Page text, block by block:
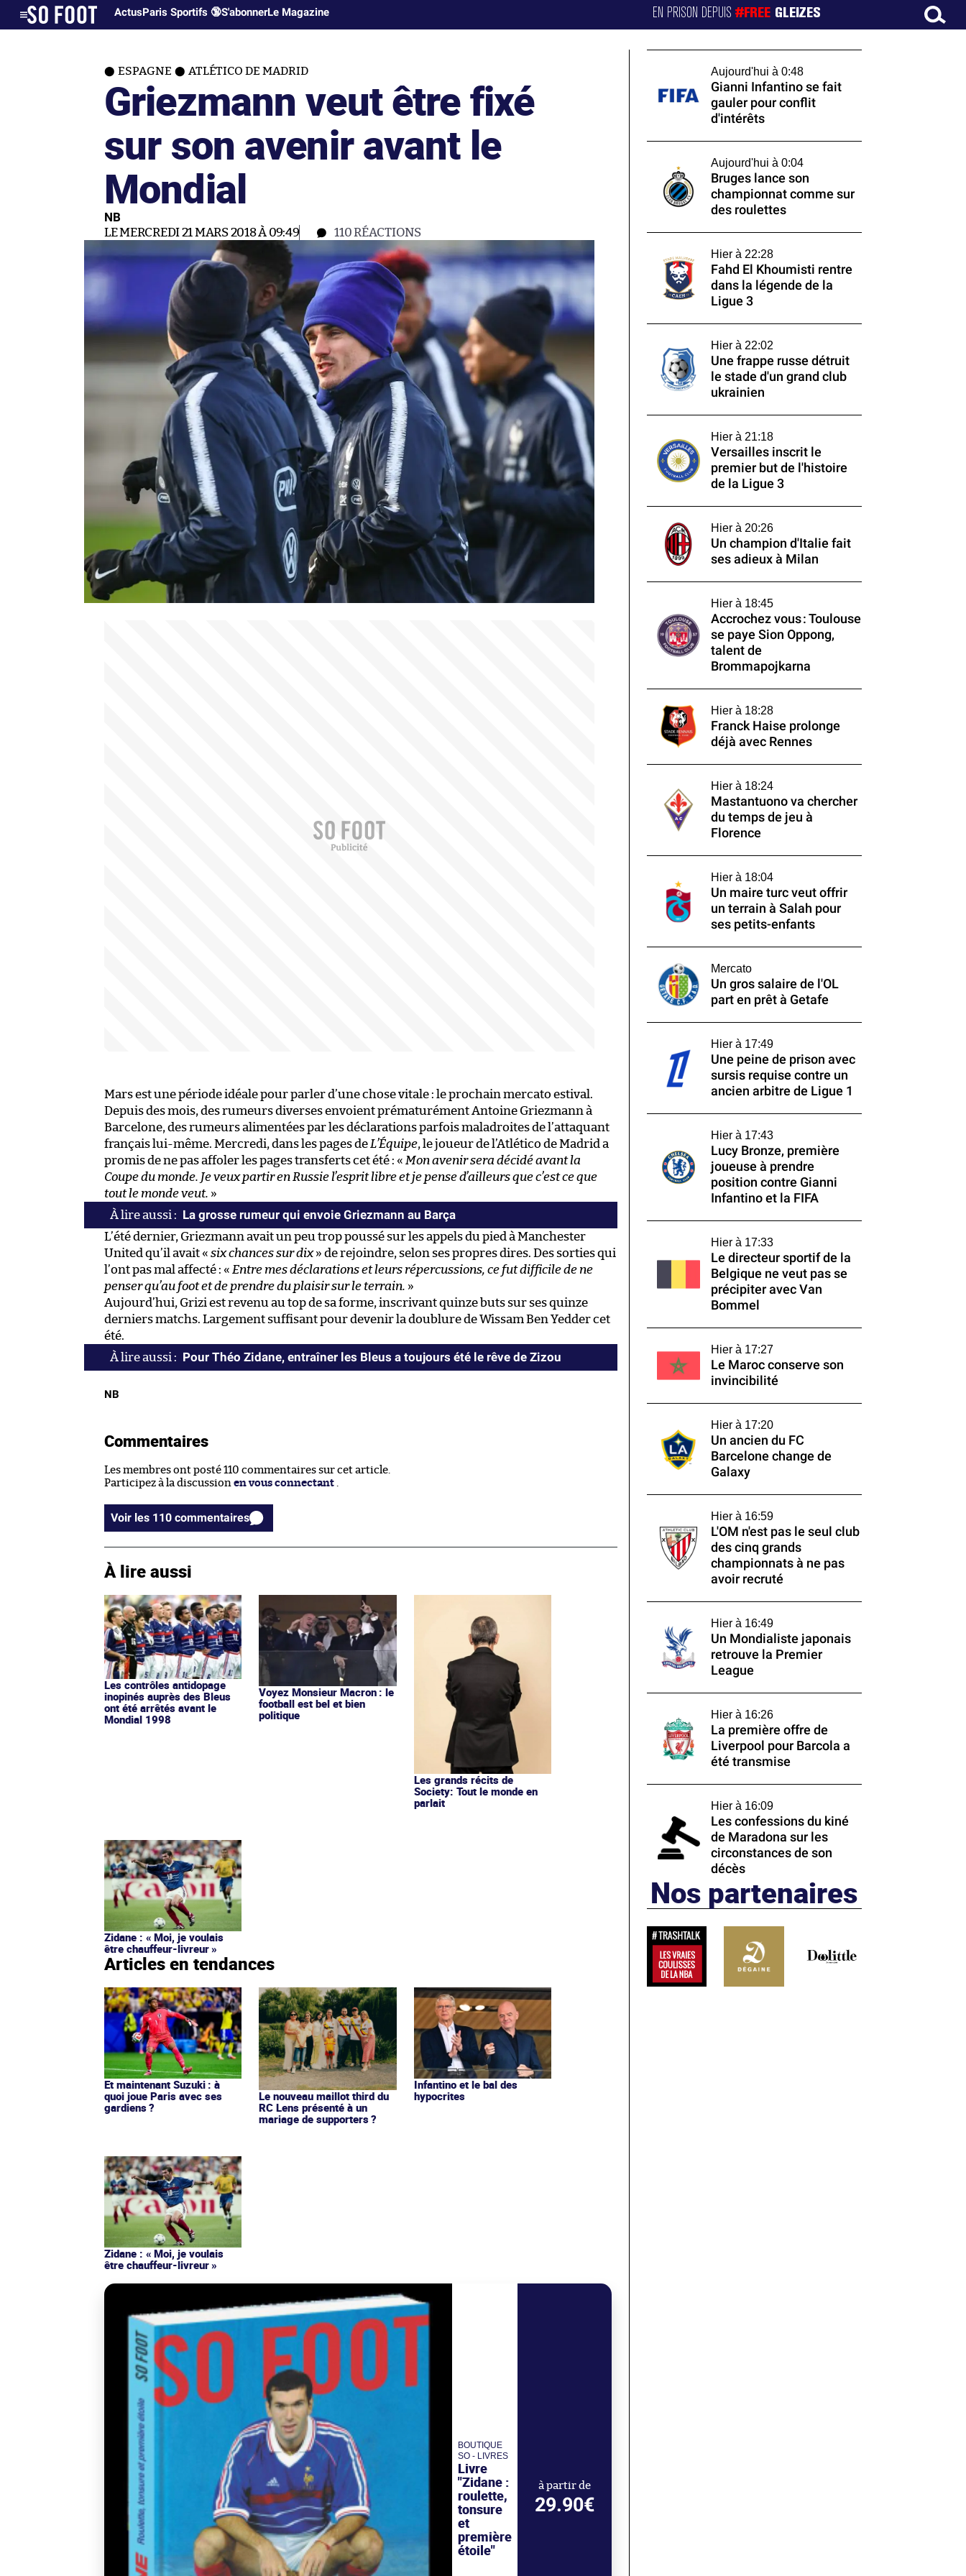
ActusParis Sportifs 🔞S'abonnerLe Magazine EN PRISON DEPUIS#FREE GLEIZES
ESPAGNE ATLÉTICO DE MADRID
Griezmann veut être fixé
sur son avenir avant le
Mondial
NB
LE MERCREDI 21 MARS 2018 À 09:49 110RÉACTIONS
Mars est une période idéale pour parler d’une chose vitale : le prochain mercato estival.
Depuis des mois, des rumeurs diverses envoient prématurément Antoine Griezmann à
Barcelone, des rumeurs alimentées par les déclarations parfois maladroites de l’attaquant
français lui-même. Mercredi, dans les pages de L’Équipe, le joueur de l’Atlético de Madrid a
promis de ne pas affoler les pages transferts cet été : « Mon avenir sera décidé avant la
Coupe du monde. Je veux partir en Russie l’esprit libre et je pense d’ailleurs que c’est ce que
tout le monde veut. »
La grosse rumeur qui envoie Griezmann au Barça
L’été dernier, Griezmann avait un peu trop poussé sur les appels du pied à Manchester
United qu’il avait « six chances sur dix» de rejoindre, selon ses propres dires. Des sorties qui
l’ont pas mal affecté : « Entre mes déclarations et leurs répercussions, ce fut difficile de ne
penser qu’au foot et de prendre du plaisir sur le terrain. »
Aujourd’hui, Grizi est revenu au top de sa forme, inscrivant quinze buts sur ses quinze
derniers matchs. Largement suffisant pour devenir la doublure de Wissam Ben Yedder cet
été.
Pour Théo Zidane, entraîner les Bleus a toujours été le rêve de Zizou
NB
Commentaires
Les membres ont posté 110 commentaires sur cet article.
Participez à la discussion en vous connectant
Voir les 110 commentaires
À lire aussi
Les contrôles antidopage
inopinés auprès des Bleus
ont été arrêtés avant le
Mondial 1998
Voyez Monsieur Macron : le
football est bel et bien
politique
Les grands récits de
Society: Tout le monde en
parlait
Zidane : « Moi, je voulais
être chauffeur-livreur »
Articles en tendances
Et maintenant Suzuki : à
quoi joue Paris avec ses
gardiens ?
Le nouveau maillot third du
RC Lens présenté à un
mariage de supporters ?
Infantino et le bal des
hypocrites
Zidane : « Moi, je voulais
être chauffeur-livreur »
BOUTIQUE
SO - LIVRES
Livre
"Zidane :
roulette,
tonsure
et
première
étoile"
à partir de
29.90€
Aujourd'hui à 0:48
Gianni Infantino se fait
gauler pour conflit
d'intérêts
Aujourd'hui à 0:04
Bruges lance son
championnat comme sur
des roulettes
Hier à 22:28
Fahd El Khoumisti rentre
dans la légende de la
Ligue 3
Hier à 22:02
Une frappe russe détruit
le stade d'un grand club
ukrainien
Hier à 21:18
Versailles inscrit le
premier but de l'histoire
de la Ligue 3
Hier à 20:26
Un champion d'Italie fait
ses adieux à Milan
Hier à 18:45
Accrochez vous : Toulouse
se paye Sion Oppong,
talent de
Brommapojkarna
Hier à 18:28
Franck Haise prolonge
déjà avec Rennes
Hier à 18:24
Mastantuono va chercher
du temps de jeu à
Florence
Hier à 18:04
Un maire turc veut offrir
un terrain à Salah pour
ses petits-enfants
Mercato
Un gros salaire de l'OL
part en prêt à Getafe
Hier à 17:49
Une peine de prison avec
sursis requise contre un
ancien arbitre de Ligue 1
Hier à 17:43
Lucy Bronze, première
joueuse à prendre
position contre Gianni
Infantino et la FIFA
Hier à 17:33
Le directeur sportif de la
Belgique ne veut pas se
précipiter avec Van
Bommel
Hier à 17:27
Le Maroc conserve son
invincibilité
Hier à 17:20
Un ancien du FC
Barcelone change de
Galaxy
Hier à 16:59
L'OM n'est pas le seul club
des cinq grands
championnats à ne pas
avoir recruté
Hier à 16:49
Un Mondialiste japonais
retrouve la Premier
League
Hier à 16:26
La première offre de
Liverpool pour Barcola a
été transmise
Hier à 16:09
Les confessions du kiné
de Maradona sur les
circonstances de son
décès
Nos partenaires